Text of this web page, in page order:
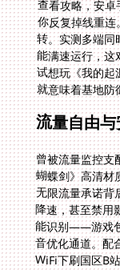
就意味着基地防
流量自由
曾被流量监控支
蝴蝶剑》高清材
无限流量承诺背
降速，甚至禁用
能识别——游戏
音优化通道。
WiFi下刷国区B